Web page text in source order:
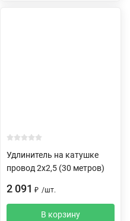
Удлинитель на катушке
провод 2х2,5 (30 метров)
2 091 ₽ /шт.
В корзину